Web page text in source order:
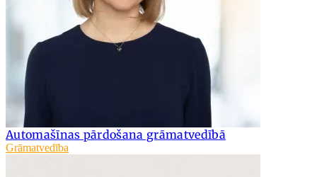
Automašīnas pārdošana grāmatvedībā
Grāmatvedība